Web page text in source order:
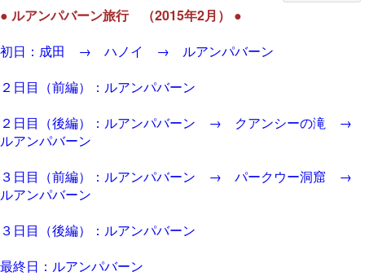
● ルアンパバーン旅行 （2015年2月） ●
初日：成田 → ハノイ → ルアンパバーン
２日目（前編）：ルアンパバーン
２日目（後編）：ルアンパバーン → クアンシーの滝 →
ルアンパバーン
３日目（前編）：ルアンパバーン → パークウー洞窟 →
ルアンパバーン
３日目（後編）：ルアンパバーン
最終日：ルアンパバーン